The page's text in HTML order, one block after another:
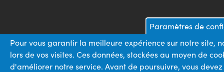
Paramètres de
Pour vous garantir la meilleure expérience sur notre site,
lors de vos visites. Ces données, stockées au moyen de
d'améliorer notre service. Avant de poursuivre, vous